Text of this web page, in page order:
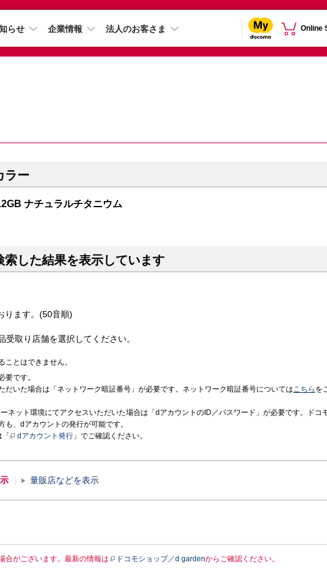
らせ 企業情報 法人のお客さま Online
ラー
ナチュラルチタニウム
索した結果を表示しています
ります。(50音順)
取り店舗を選択してください。
ことはできません。
要です。
だいた場合は「ネットワーク暗証番号」が必要です。ネットワーク暗証番号についてはこちら を
ネット環境にてアクセスいただいた場合は「dアカウントのID／パスワード」が必要です。ドコ
も、dアカウントの発行が可能です。
dアカウント発行 」でご確認ください。
量販店などを表示
合がございます。最新の情報は ドコモショップ／d gardenからご確認ください。